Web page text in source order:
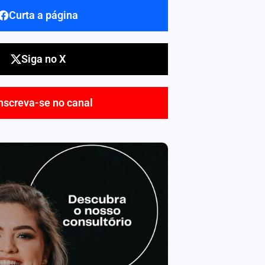
Curta a página
Siga no X
se no canal